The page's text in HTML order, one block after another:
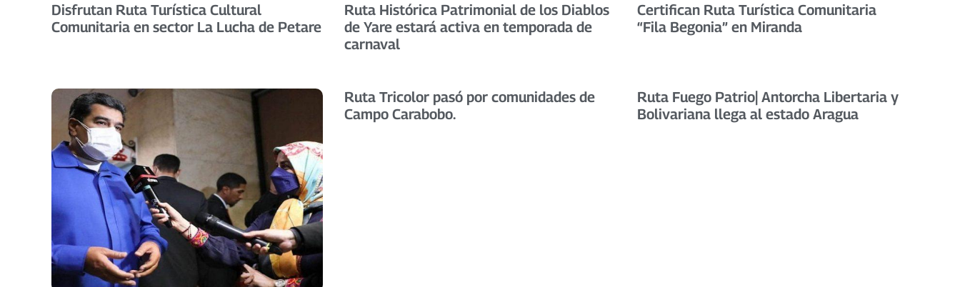
Disfrutan Ruta Turística Cultural
Comunitaria en sector La Lucha de Petare
Ruta Histórica Patrimonial de los Diablos
de Yare estará activa en temporada de
carnaval
Certifican Ruta Turística Comunitaria
“Fila Begonia” en Miranda
Ruta Tricolor pasó por comunidades de
Campo Carabobo.
Ruta Fuego Patrio| Antorcha Libertaria y
Bolivariana llega al estado Aragua